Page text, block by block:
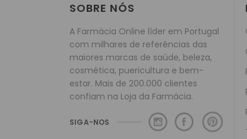
SOBRE NÓS
A Farmácia Online líder em Portugal
com milhares de referências das
maiores marcas de saúde, beleza,
cosmética, puericultura e bem-
estar. Mais de 200.000 clientes
confiam na Loja da Farmácia.
SIGA-NOS